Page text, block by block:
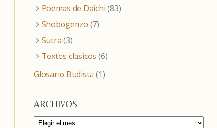
Poemas de Daichi (83)
Shobogenzo (7)
Sutra (3)
Textos clásicos (6)
Glosario Budista (1)
ARCHIVOS
Archivos